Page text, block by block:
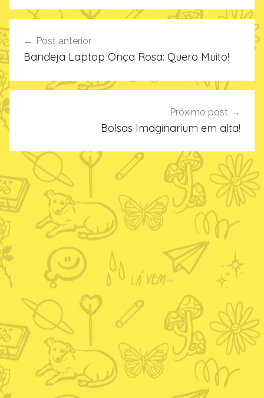
Navegação
de
Post
Post anterior
Bandeja Laptop Onça Rosa: Quero Muito!
Próximo post
Bolsas Imaginarium em alta!